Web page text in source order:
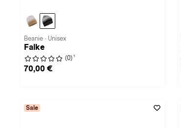
Beanie · Unisex
Falke
(0) 1
70,00 €
Sale